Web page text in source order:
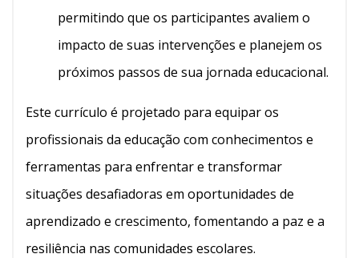
permitindo que os participantes avaliem o
impacto de suas intervenções e planejem os
próximos passos de sua jornada educacional.
Este currículo é projetado para equipar os
profissionais da educação com conhecimentos e
ferramentas para enfrentar e transformar
situações desafiadoras em oportunidades de
aprendizado e crescimento, fomentando a paz e a
resiliência nas comunidades escolares.